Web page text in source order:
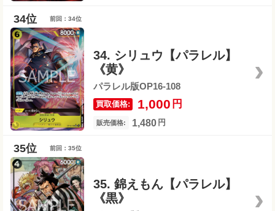
前回：34位
34. シリュウ【パラレル】
《黄》
パラレル版OP16-108
買取価格: 1,000 円
販売価格: 1,480 円
前回：35位
35. 錦えもん【パラレル】
《黒》